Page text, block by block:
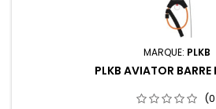
MARQUE: PLKB
PLKB AVIATOR